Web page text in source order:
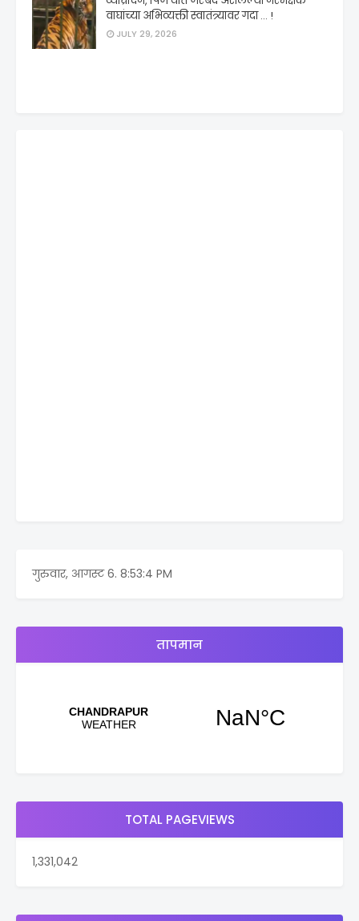
वाघांच्या अभिव्यक्ती स्वातंत्र्यावर गदा ... !
JULY 29, 2026
गुरुवार, आगस्ट 6. 8:53:4 PM
तापमान
TOTAL PAGEVIEWS
1,331,042